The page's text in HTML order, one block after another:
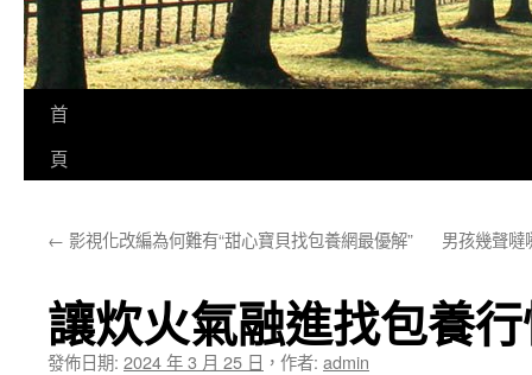
首
頁
← 影視化改編為何難有“甜心寶貝找包養網最優解” 男孩幾聲噠
讓炊火氣融進找包養
發佈日期: 2024 年 3 月 25 日 ， 作者: admin